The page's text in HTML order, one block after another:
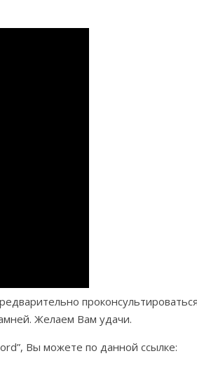
Желаем Вам удачи.
Вы можете по данной ссылке: